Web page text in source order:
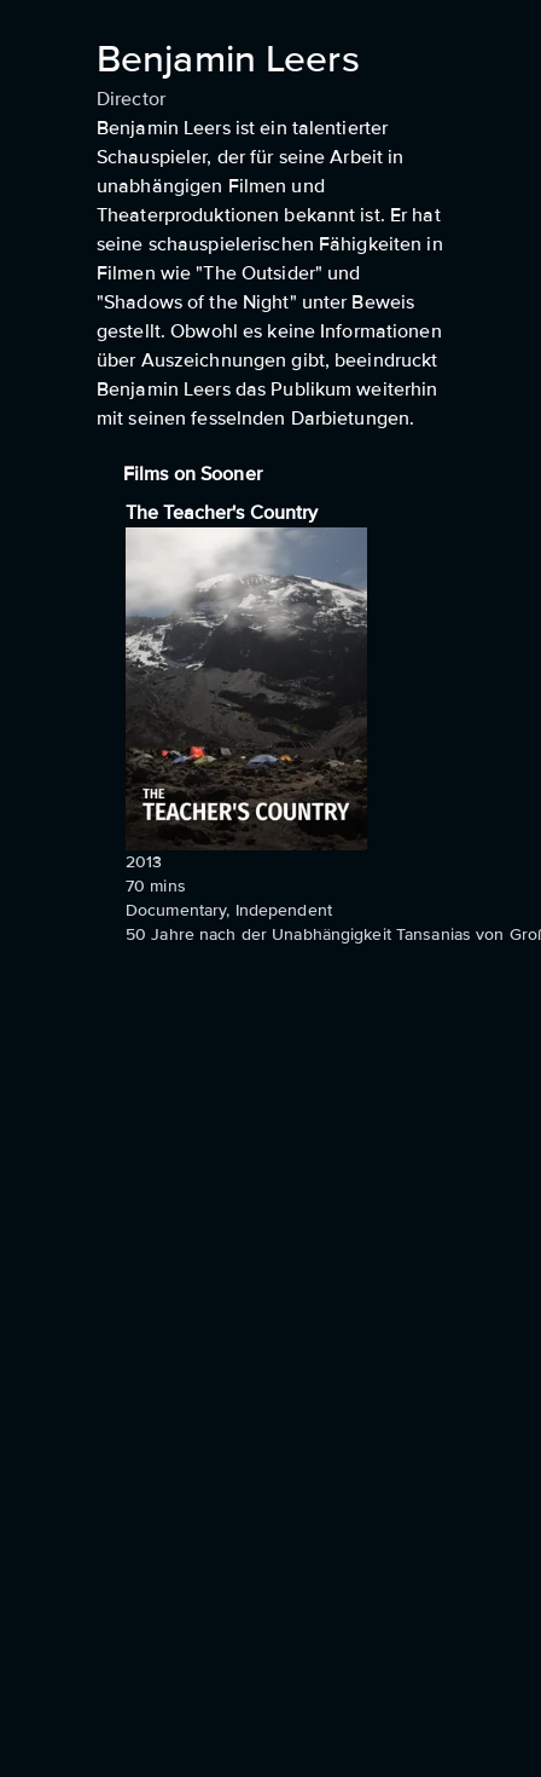
Benjamin Leers
Director
Benjamin Leers ist ein talentierter
Schauspieler, der für seine Arbeit in
unabhängigen Filmen und
Theaterproduktionen bekannt ist. Er hat
seine schauspielerischen Fähigkeiten in
Filmen wie "The Outsider" und
"Shadows of the Night" unter Beweis
gestellt. Obwohl es keine Informationen
über Auszeichnungen gibt, beeindruckt
Benjamin Leers das Publikum weiterhin
mit seinen fesselnden Darbietungen.
Films on Sooner
The Teacher's Country
2013
70 mins
Documentary, Independent
50 Jahre nach der Unabhängigkeit Tansanias von